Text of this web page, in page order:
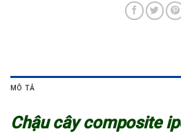
MÔ TẢ
Chậu cây composite